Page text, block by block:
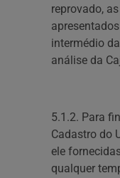
reprovado,
intermédio
análise da
5.1.2. Para
Cadastro do
ele
qualquer